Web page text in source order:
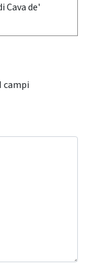
Cava de'
I campi